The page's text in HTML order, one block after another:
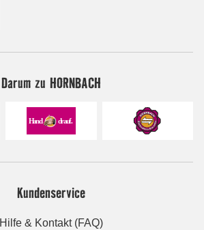
Darum zu HORNBACH
Kundenservice
Hilfe & Kontakt (FAQ)